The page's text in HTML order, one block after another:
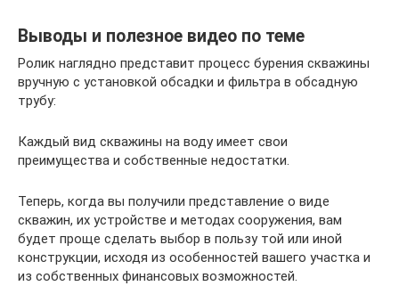
Выводы и полезное видео по теме
Ролик наглядно представит процесс бурения скважины
вручную с установкой обсадки и фильтра в обсадную
трубу:
Каждый вид скважины на воду имеет свои
преимущества и собственные недостатки.
Теперь, когда вы получили представление о виде
скважин, их устройстве и методах сооружения, вам
будет проще сделать выбор в пользу той или иной
конструкции, исходя из особенностей вашего участка и
из собственных финансовых возможностей.